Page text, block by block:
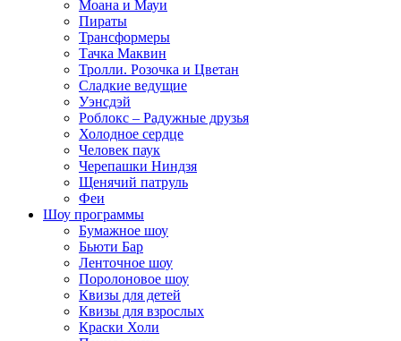
Моана и Мауи
Пираты
Трансформеры
Тачка Маквин
Тролли. Розочка и Цветан
Сладкие ведущие
Уэнсдэй
Роблокс – Радужные друзья
Холодное сердце
Человек паук
Черепашки Ниндзя
Щенячий патруль
Феи
Шоу программы
Бумажное шоу
Бьюти Бар
Ленточное шоу
Поролоновое шоу
Квизы для детей
Квизы для взрослых
Краски Холи